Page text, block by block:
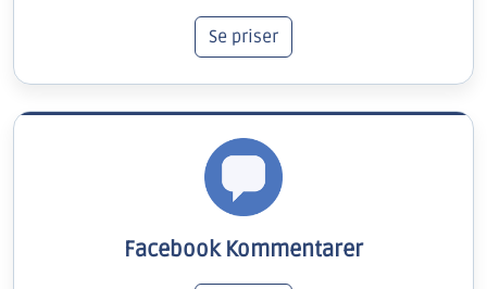
Se priser
Facebook Kommentarer